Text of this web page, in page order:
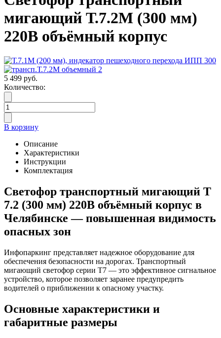
мигающий Т.7.2М (300 мм)
220В объёмный корпус
5 499 руб.
Количество:
В корзину
Описание
Характеристики
Инструкции
Комплектация
Светофор транспортный мигающий Т
7.2 (300 мм) 220В объёмный корпус в
Челябинске — повышенная видимость
опасных зон
Инфопаркинг представляет надежное оборудование для
обеспечения безопасности на дорогах. Транспортный
мигающий светофор серии Т7 — это эффективное сигнальное
устройство, которое позволяет заранее предупредить
водителей о приближении к опасному участку.
Основные характеристики и
габаритные размеры